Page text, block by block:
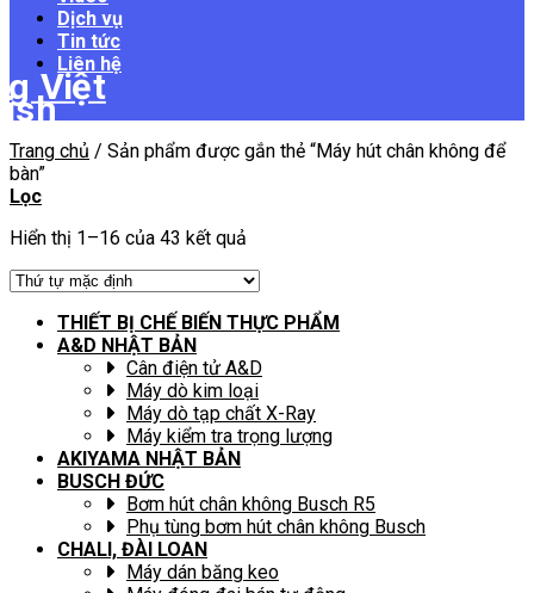
Dịch vụ
Tin tức
Liên hệ
Trang chủ / Sản phẩm được gắn thẻ “Máy hút chân không để
bàn”
Lọc
Hiển thị 1–16 của 43 kết quả
THIẾT BỊ CHẾ BIẾN THỰC PHẨM
A&D NHẬT BẢN
Cân điện tử A&D
Máy dò kim loại
Máy dò tạp chất X-Ray
Máy kiểm tra trọng lượng
AKIYAMA NHẬT BẢN
BUSCH ĐỨC
Bơm hút chân không Busch R5
Phụ tùng bơm hút chân không Busch
CHALI, ĐÀI LOAN
Máy dán băng keo